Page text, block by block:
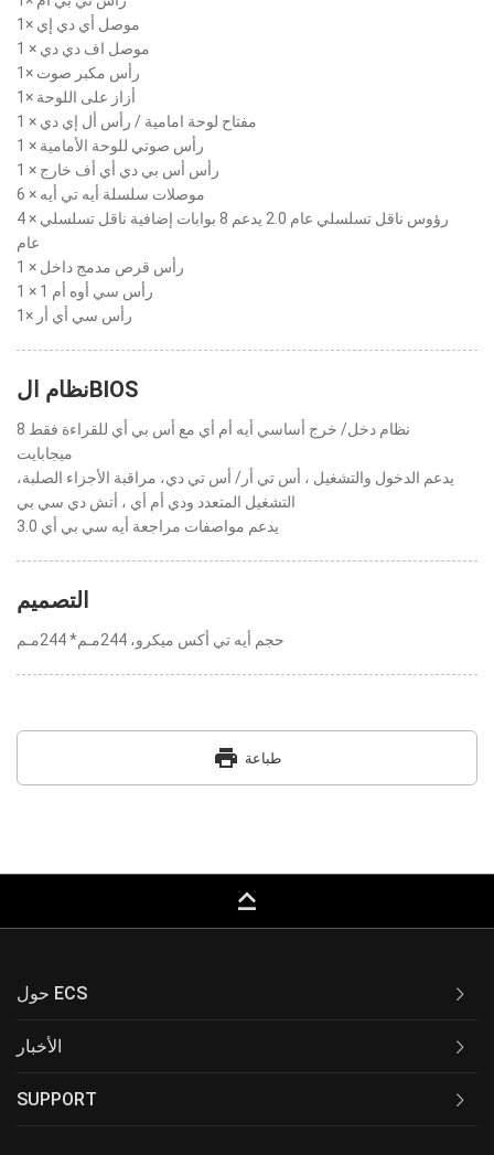
1× موصل أي دي إي
1 × موصل اف دي دي
1× رأس مكبر صوت
1× أزاز على اللوحة
1 × مفتاح لوحة امامية / رأس أل إي دي
1 × رأس صوتي للوحة الأمامية
1 × رأس أس بي دي أي أف خارج
6 × موصلات سلسلة أيه تي أيه
4 × رؤوس ناقل تسلسلي عام 2.0 يدعم 8 بوابات إضافية ناقل تسلسلي
عام
1 × رأس قرص مدمج داخل
1 × رأس سي أوه أم 1
1× رأس سي أي أر
نظام الBIOS
نظام دخل/ خرج أساسي أيه أم أي مع أس بي أي للقراءة فقط 8
ميجابايت
يدعم الدخول والتشغيل ، أس تي أر/ أس تي دي، مراقبة الأجزاء الصلبة،
التشغيل المتعدد ودي أم أي ، أتش دي سي بي
يدعم مواصفات مراجعة أيه سي بي أي 3.0
التصميم
حجم أيه تي أكس ميكرو، 244مـم* 244مـم
print طباعة
keyboard_capslock
حول ECS
الأخبار
SUPPORT